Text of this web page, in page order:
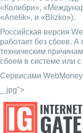
«Колибри»,
«Anelik», и «Blizko»).
Российская версия
работает без сбоев. А
техническим
сбоем в системе или
Сервисами WebMoney
_.jpg">